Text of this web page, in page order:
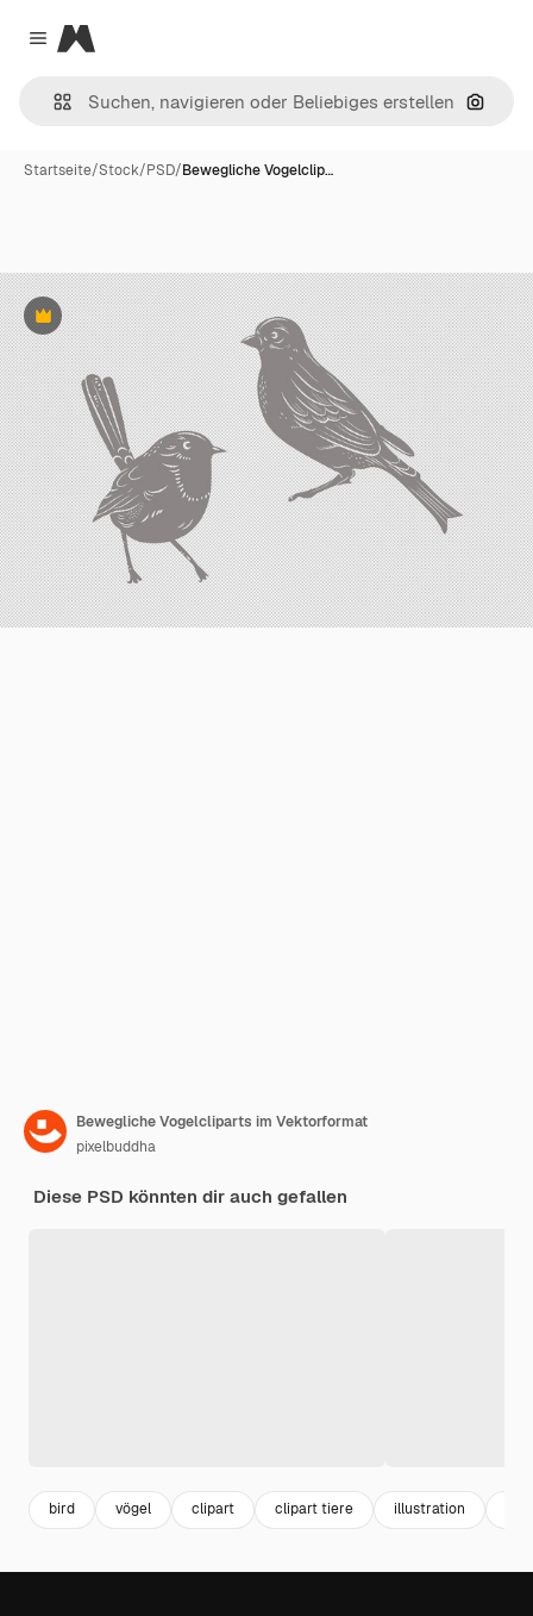
Close menu
Magnific
Nach
Startseite/Stock/PSD/Bewegliche Vogelclip…
Premium
Bewegliche Vogelcliparts im Vektorformat
pixelbuddha
Diese PSD könnten dir auch gefallen
bird vögel clipart clipart tiere illustration